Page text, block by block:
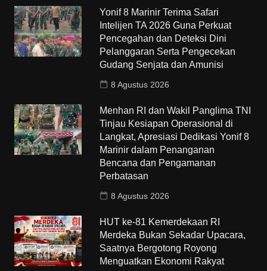
Yonif 8 Marinir Terima Safari
Intelijen TA 2026 Guna Perkuat
Pencegahan dan Deteksi Dini
Pelanggaran Serta Pengecekan
Gudang Senjata dan Amunisi
8 Agustus 2026
Menhan RI dan Wakil Panglima TNI
Tinjau Kesiapan Operasional di
Langkat, Apresiasi Dedikasi Yonif 8
Marinir dalam Penanganan
Bencana dan Pengamanan
Perbatasan
8 Agustus 2026
HUT ke-81 Kemerdekaan RI
Merdeka Bukan Sekadar Upacara,
Saatnya Bergotong Royong
Menguatkan Ekonomi Rakyat